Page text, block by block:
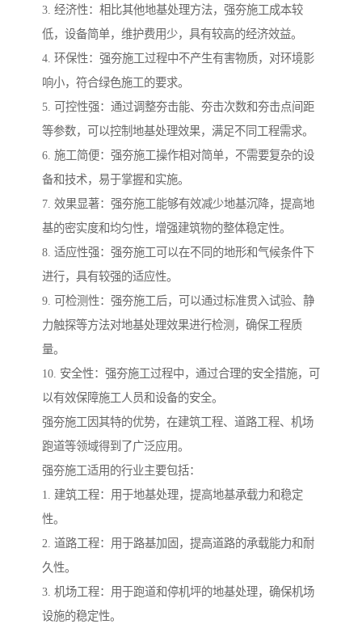
3. 经济性：相比其他地基处理方法，强夯施工成本较
低，设备简单，维护费用少，具有较高的经济效益。
4. 环保性：强夯施工过程中不产生有害物质，对环境影
响小，符合绿色施工的要求。
5. 可控性强：通过调整夯击能、夯击次数和夯击点间距
等参数，可以控制地基处理效果，满足不同工程需求。
6. 施工简便：强夯施工操作相对简单，不需要复杂的设
备和技术，易于掌握和实施。
7. 效果显著：强夯施工能够有效减少地基沉降，提高地
基的密实度和均匀性，增强建筑物的整体稳定性。
8. 适应性强：强夯施工可以在不同的地形和气候条件下
进行，具有较强的适应性。
9. 可检测性：强夯施工后，可以通过标准贯入试验、静
力触探等方法对地基处理效果进行检测，确保工程质
量。
10. 安全性：强夯施工过程中，通过合理的安全措施，可
以有效保障施工人员和设备的安全。
强夯施工因其特的优势，在建筑工程、道路工程、机场
跑道等领域得到了广泛应用。
强夯施工适用的行业主要包括：
1. 建筑工程：用于地基处理，提高地基承载力和稳定
性。
2. 道路工程：用于路基加固，提高道路的承载能力和耐
久性。
3. 机场工程：用于跑道和停机坪的地基处理，确保机场
设施的稳定性。